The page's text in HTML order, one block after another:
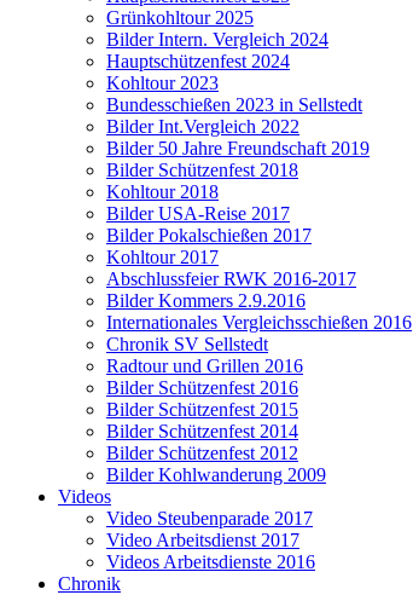
Grünkohltour 2025
Bilder Intern. Vergleich 2024
Hauptschützenfest 2024
Kohltour 2023
Bundesschießen 2023 in Sellstedt
Bilder Int.Vergleich 2022
Bilder 50 Jahre Freundschaft 2019
Bilder Schützenfest 2018
Kohltour 2018
Bilder USA-Reise 2017
Bilder Pokalschießen 2017
Kohltour 2017
Abschlussfeier RWK 2016-2017
Bilder Kommers 2.9.2016
Internationales Vergleichsschießen 2016
Chronik SV Sellstedt
Radtour und Grillen 2016
Bilder Schützenfest 2016
Bilder Schützenfest 2015
Bilder Schützenfest 2014
Bilder Schützenfest 2012
Bilder Kohlwanderung 2009
Videos
Video Steubenparade 2017
Video Arbeitsdienst 2017
Videos Arbeitsdienste 2016
Chronik